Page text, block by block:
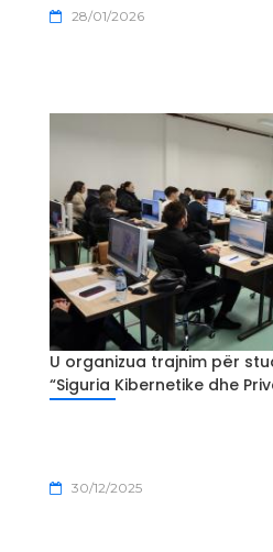
28/01/2026
U organizua trajnim për
“Siguria Kibernetike dhe
30/12/2025